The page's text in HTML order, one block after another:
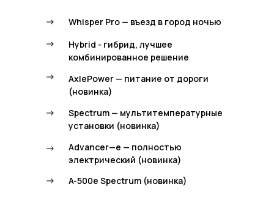
->
->
->
->
->
->
Whisper Pro — въезд в город ночью
Hybrid - гибрид, лучшее
комбинированное решение
AxlePower — питание от дороги
(новинка)
Spectrum — мультитемпературные
установки (новинка)
Advancer—e — полностью
электрический (новинка)
A-500e Spectrum (новинка)